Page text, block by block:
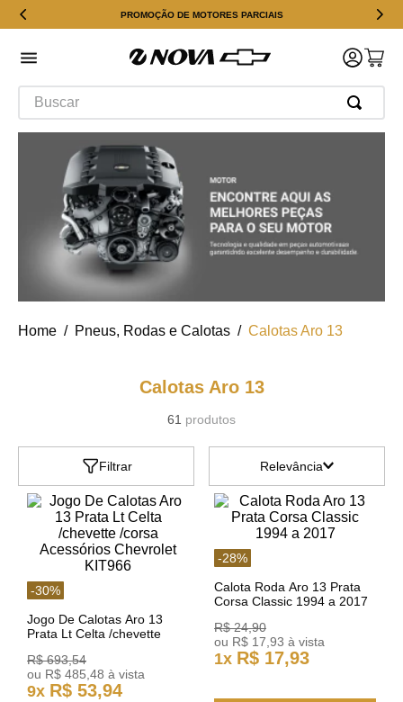
PROMOÇÃO DE MOTORES PARCIAIS
Buscar
Pneus, Rodas e Calotas Calotas Aro 13
Calotas Aro 13
61 produtos
Filtrar Relevância
-30%
Jogo De Calotas Aro 13
Prata Lt Celta /chevette
KIT966
R$ 693,54
ou R$ 485,48 à vista
9x R$ 53,94
-28%
Calota Roda Aro 13 Prata
Corsa Classic 1994 a 2017
R$ 24,90
ou R$ 17,93 à vista
1x R$ 17,93